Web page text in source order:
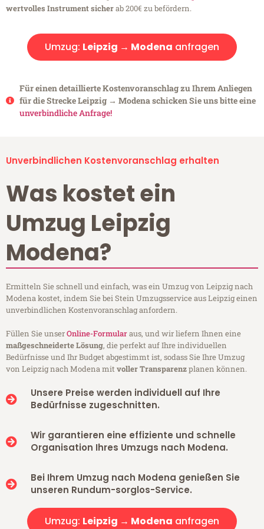
wertvolles Instrument sicherab 200€ zu befördern.
Umzug: Leipzig → Modena anfragen
Für einen detaillierte Kostenvoranschlag zu Ihrem Anliegen
für die Strecke Leipzig → Modena schicken Sie uns bitte eine
unverbindliche Anfrage!
Unverbindlichen Kostenvoranschlag erhalten
Was kostet ein
Umzug Leipzig
Modena?
Ermitteln Sie schnell und einfach, was ein Umzug von Leipzig nach
Modena kostet, indem Sie bei Stein Umzugsservice aus Leipzig einen
unverbindlichen Kostenvoranschlag anfordern.
Füllen Sie unserOnline-Formularaus, und wir liefern Ihnen eine
maßgeschneiderte Lösung, die perfekt auf Ihre individuellen
Bedürfnisse und Ihr Budget abgestimmt ist, sodass Sie Ihre Umzug
von Leipzig nach Modena mitvoller Transparenzplanen können.
Unsere Preise werden individuell auf Ihre
Bedürfnisse zugeschnitten.
Wir garantieren eine effiziente und schnelle
Organisation Ihres Umzugs nach Modena.
Bei Ihrem Umzug nach Modena genießen Sie
unseren Rundum-sorglos-Service.
Umzug: Leipzig → Modena anfragen